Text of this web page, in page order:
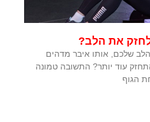
לחזק את הלב?
שלכם, אותו איבר מדהים
עוד יותר? התשובה טמונה
הגוף